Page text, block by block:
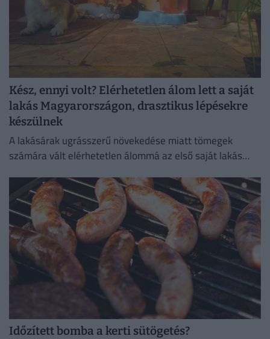
Kész, ennyi volt? Elérhetetlen álom lett a saját
lakás Magyarországon, drasztikus lépésekre
készülnek
A lakásárak ugrásszerű növekedése miatt tömegek
számára vált elérhetetlen álommá az első saját lakás
Időzített bomba a kerti sütögetés?